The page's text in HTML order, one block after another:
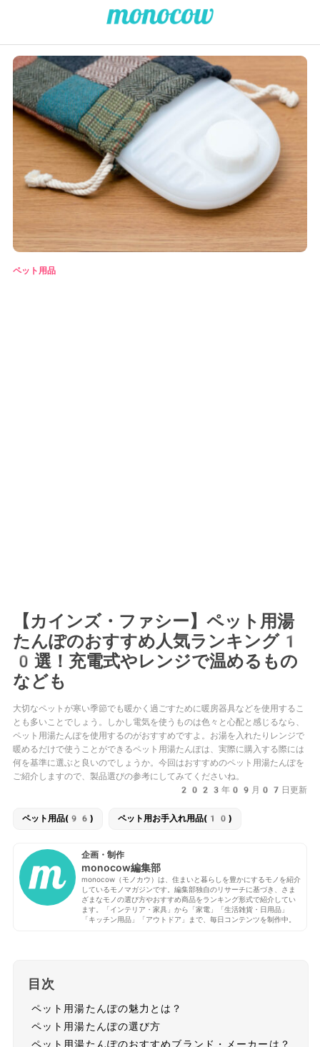
ペット用品
【カインズ・ファシー】ペット用湯
たんぽのおすすめ人気ランキング1
0選！充電式やレンジで温めるもの
なども
大切なペットが寒い季節でも暖かく過ごすために暖房器具などを使用するこ
とも多いことでしょう。しかし電気を使うものは色々と心配と感じるなら、
ペット用湯たんぽを使用するのがおすすめですよ。お湯を入れたりレンジで
暖めるだけで使うことができるペット用湯たんぽは、実際に購入する際には
何を基準に選ぶと良いのでしょうか。今回はおすすめのペット用湯たんぽを
ご紹介しますので、製品選びの参考にしてみてくださいね。
2023年09月07日更新
ペット用品(96) ペット用お手入れ用品(10)
企画・制作
monocow編集部
monocow（モノカウ）は、住まいと暮らしを豊かにするモノを紹介
しているモノマガジンです。編集部独自のリサーチに基づき、さま
ざまなモノの選び方やおすすめ商品をランキング形式で紹介してい
ます。「インテリア・家具」から「家電」「生活雑貨・日用品」
「キッチン用品」「アウトドア」まで、毎日コンテンツを制作中。
目次
ペット用湯たんぽの魅力とは？
ペット用湯たんぽの選び方
ペット用湯たんぽのおすすめブランド・メーカーは？